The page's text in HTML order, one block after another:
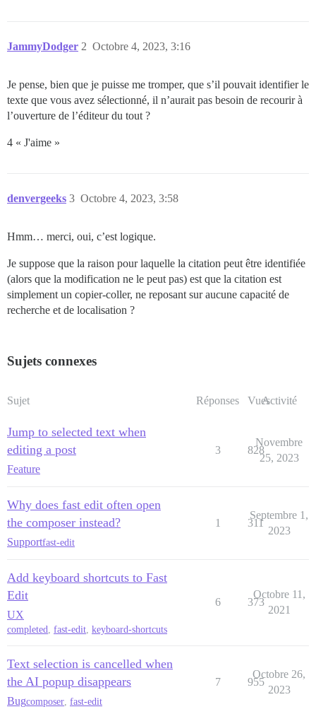
JammyDodger Octobre 4, 2023, 3:16
2
Je pense, bien que je puisse me tromper, que s’il pouvait identifier le
texte que vous avez sélectionné, il n’aurait pas besoin de recourir à
l’ouverture de l’éditeur du tout ?
4 « J'aime »
denvergeeks Octobre 4, 2023, 3:58
3
Hmm… merci, oui, c’est logique.
Je suppose que la raison pour laquelle la citation peut être identifiée
(alors que la modification ne le peut pas) est que la citation est
simplement un copier-coller, ne reposant sur aucune capacité de
recherche et de localisation ?
Sujets connexes
Sujet Réponses VuesActivité
Jump to selected text when
editing a post
Feature
3 828
Novembre
25, 2023
Why does fast edit often open
the composer instead?
Supportfast-edit
1 311
Septembre 1,
2023
Add keyboard shortcuts to Fast
Edit
UX
completed, fast-edit, keyboard-shortcuts
6 373
Octobre 11,
2021
Text selection is cancelled when
the AI popup disappears
Bugcomposer fast-edit
7 955
Octobre 26,
2023